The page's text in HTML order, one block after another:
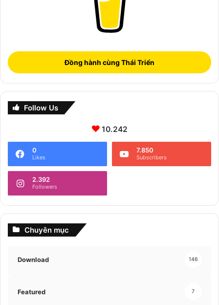
Đồng hành cùng Thái Triển
Follow Us
10.242
0
Likes
7.850
Subscribers
2.392
Followers
Chuyên mục
Download 146
Featured 7